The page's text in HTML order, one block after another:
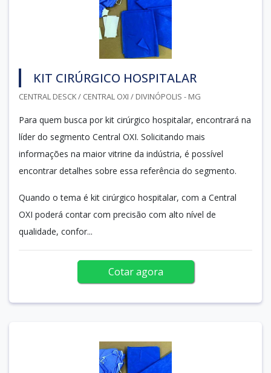
KIT CIRÚRGICO HOSPITALAR
CENTRAL DESCK / CENTRAL OXI / DIVINÓPOLIS - MG
Para quem busca por kit cirúrgico hospitalar, encontrará na
líder do segmento Central OXI. Solicitando mais
informações na maior vitrine da indústria, é possível
encontrar detalhes sobre essa referência do segmento.
Quando o tema é kit cirúrgico hospitalar, com a Central
OXI poderá contar com precisão com alto nível de
qualidade, confor...
Cotar agora